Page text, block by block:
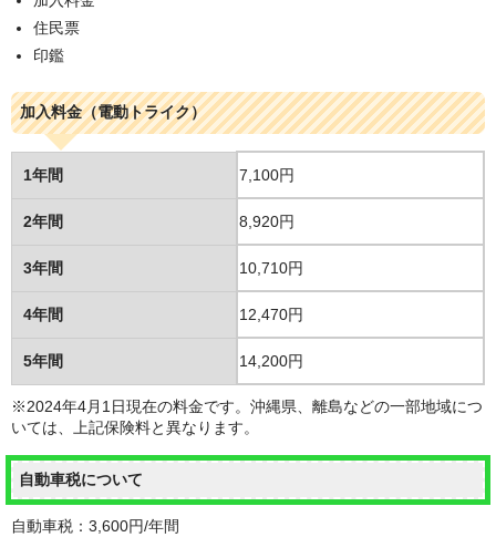
住民票
印鑑
加入料金（電動トライク）
1年間 7,100円
2年間 8,920円
3年間 10,710円
4年間 12,470円
5年間 14,200円
※2024年4月1日現在の料金です。沖縄県、離島などの一部地域につ
いては、上記保険料と異なります。
自動車税について
自動車税：3,600円/年間